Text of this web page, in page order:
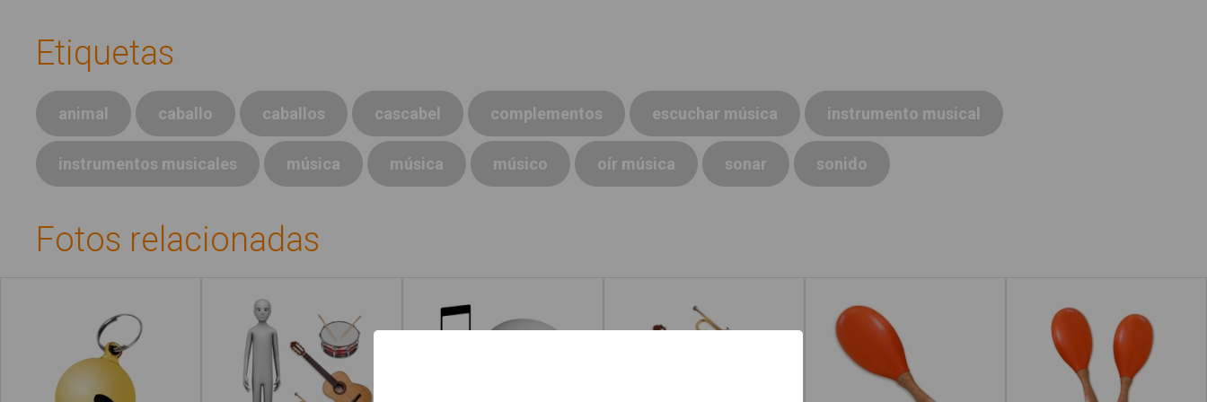
Etiquetas
animal caballo caballos cascabel complementos escuchar música instrumento musical
instrumentos musicales música música músico oír música sonar sonido
Fotos relacionadas
Músico Escuchar música
Instrumentos
musicales
Maraca Maracas
Menú principal
Qué es #Soyvisual